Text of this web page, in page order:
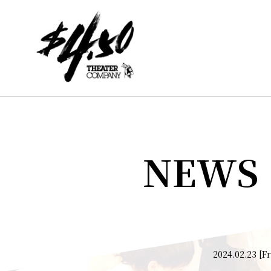
NEWS
2024.02.23